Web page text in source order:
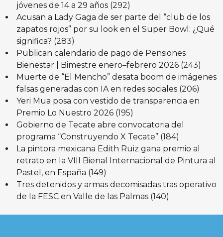
jóvenes de 14 a 29 años (292)
Acusan a Lady Gaga de ser parte del “club de los
zapatos rojos” por su look en el Super Bowl: ¿Qué
significa? (283)
Publican calendario de pago de Pensiones
Bienestar | Bimestre enero–febrero 2026 (243)
Muerte de “El Mencho” desata boom de imágenes
falsas generadas con IA en redes sociales (206)
Yeri Mua posa con vestido de transparencia en
Premio Lo Nuestro 2026 (195)
Gobierno de Tecate abre convocatoria del
programa “Construyendo X Tecate” (184)
La pintora mexicana Edith Ruiz gana premio al
retrato en la VIII Bienal Internacional de Pintura al
Pastel, en España (149)
Tres detenidos y armas decomisadas tras operativo
de la FESC en Valle de las Palmas (140)